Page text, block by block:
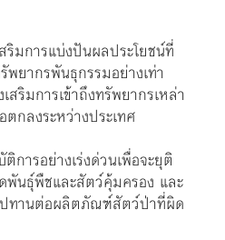
ริมการแบ่งปันผลประโยชน์ที่
พยากรพันธุกรรมอย่างเท่า
ริมการเข้าถึงทรัพยากรเหล่า
กลงระหว่างประเทศ
การอย่างเร่งด่วนเพื่อจะยุติ
พันธุ์พืชและสัตว์คุ้มครอง และ
ทานต่อผลิตภัณฑ์สัตว์ป่าที่ผิด